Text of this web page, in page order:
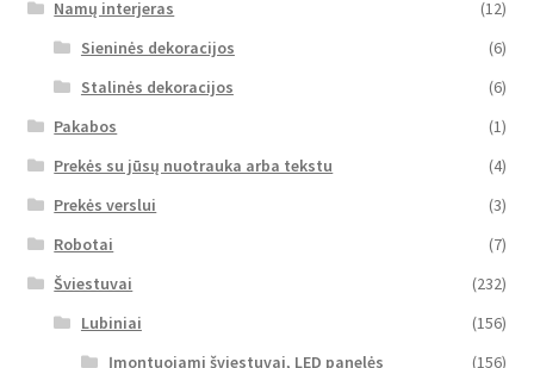
Namų interjeras
(12)
Sieninės dekoracijos
(6)
Stalinės dekoracijos
(6)
Pakabos
(1)
Prekės su jūsų nuotrauka arba tekstu
(4)
Prekės verslui
(3)
Robotai
(7)
Šviestuvai
(232)
Lubiniai
(156)
Įmontuojami šviestuvai, LED panelės
(156)